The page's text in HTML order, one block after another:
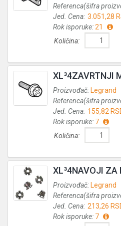
Referenca(šifra
Jed. Cena: 3.051,28
Rok isporuke:21
Količina:
XL³4ZAVRTNJI
Proizvođač: Legrand
Referenca(šifra
Jed. Cena: 155,82
Rok isporuke: 7
Količina:
XL³4NAVOJI ZA
Proizvođač: Legrand
Referenca(šifra
Jed. Cena: 213,26
Rok isporuke: 7